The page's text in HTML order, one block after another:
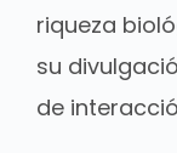
riqueza
su
de